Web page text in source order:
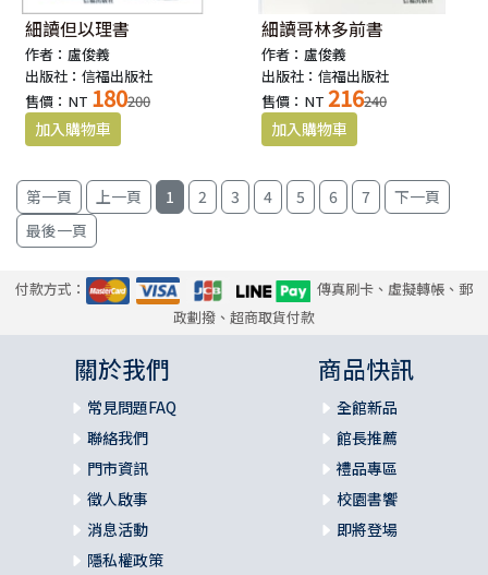
細讀但以理書
作者：盧俊義
出版社：信福出版社
售價：NT 180200
細讀哥林多前書
作者：盧俊義
出版社：信福出版社
售價：NT 216240
1 2 3 4 5 6 7
付款方式：
傳真刷卡、虛擬轉帳、郵
政劃撥、超商取貨付款
關於我們
常見問題FAQ
聯絡我們
門市資訊
徵人啟事
消息活動
隱私權政策
商品快訊
全館新品
館長推薦
禮品專區
校園書饗
即將登場